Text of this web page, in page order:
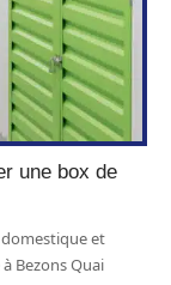
une box de
et
Bezons Quai